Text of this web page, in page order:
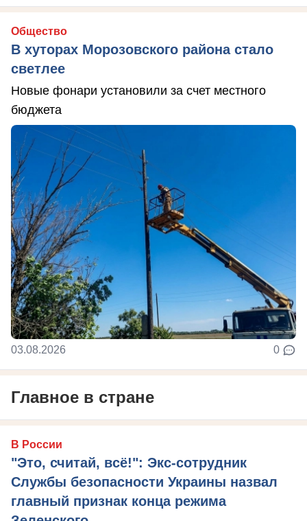
Общество
В хуторах Морозовского района стало
светлее
Новые фонари установили за счет местного
бюджета
03.08.2026 0
Главное в стране
В России
"Это, считай, всё!": Экс-сотрудник
Службы безопасности Украины назвал
главный признак конца режима